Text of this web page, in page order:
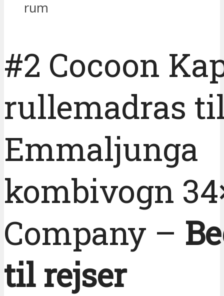
rum
#2 Cocoon
rullemadras
Emmaljunga
kombivogn
Company –
til rejser